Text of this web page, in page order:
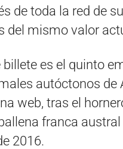
de toda la red de
del mismo valor
billete es el quinto
autóctonos de
web, tras el
franca austral
2016.